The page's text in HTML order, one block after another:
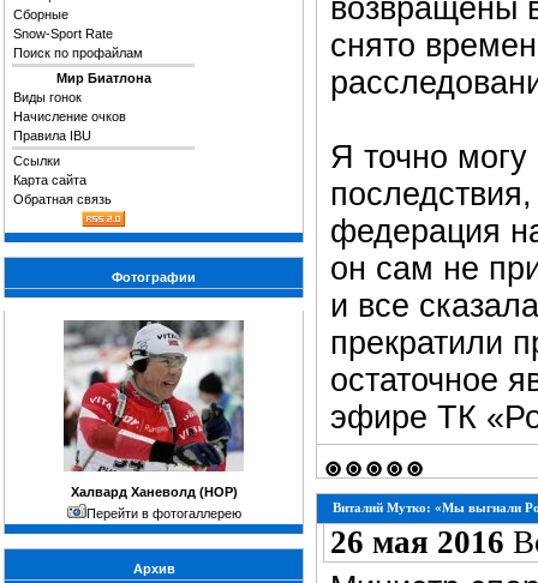
Сборные
Snow-Sport Rate
Поиск по профайлам
Мир Биатлона
Виды гонок
Начисление очков
Правила IBU
Ссылки
Карта сайта
Обратная связь
Фотографии
Халвард Ханеволд (НОР)
Перейти в фотогаллерею
Архив
возвращены
снято
Я точно могу
федерация
он сам не
и все
прекратили
остаточное
эфире ТК
Виталий Мутко: «Мы выгнали
26 мая 2016